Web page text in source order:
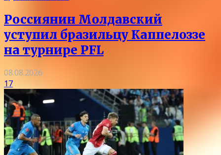
Россиянин Молдавский
уступил бразильцу Каппелоззе
на турнире PFL
08.08.2026
17